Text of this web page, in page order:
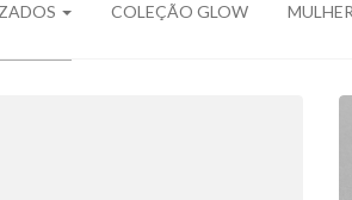
COLEÇÃO GLOW MULHER